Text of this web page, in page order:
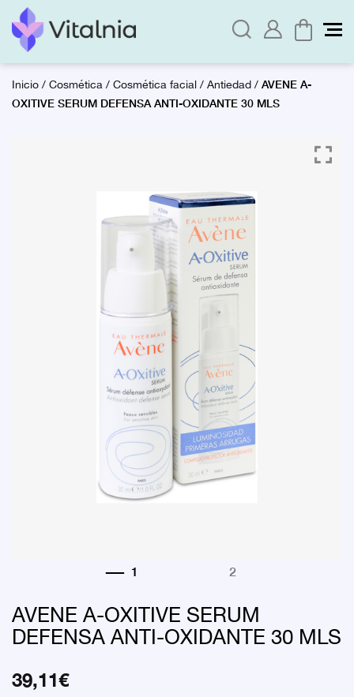
Inicio/Cosmética/Cosmética facial/Antiedad/ AVENE A-
OXITIVE SERUM DEFENSA ANTI-OXIDANTE 30 MLS
AVENE A-OXITIVE SERUM
DEFENSA ANTI-OXIDANTE 30 MLS
39,11€